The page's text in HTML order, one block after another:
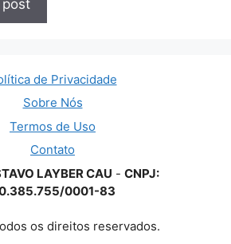
de Privacidade
Sobre Nós
Termos de Uso
Contato
LAYBER CAU - CNPJ:
0001-83
os direitos reservados.